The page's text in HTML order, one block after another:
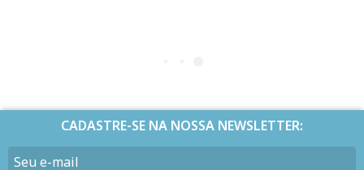
CADASTRE-SE NA NOSSA NEWSLETTER: